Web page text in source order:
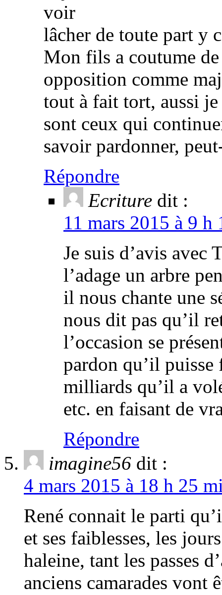
voir
lâcher de toute part y
Mon fils a coutume
opposition comme
tout à fait tort, aussi
sont ceux qui
savoir pardonner,
Répondre
Ecriture dit :
11 mars 2015 à 9
Je suis d’avis
l’adage un arbre
il nous chante une
nous dit pas qu’il
l’occasion se
pardon qu’il puisse
milliards qu’il a
etc. en faisant de
Répondre
imagine56 dit :
4 mars 2015 à 18 h 25
René connait le parti
et ses faiblesses, les
haleine, tant les passes
anciens camarades vont